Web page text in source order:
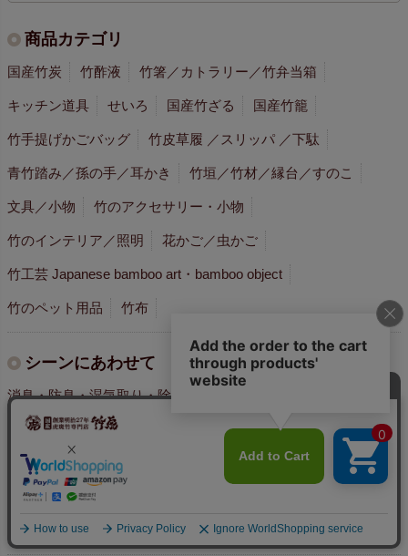
商品カテゴリ
国産竹炭 竹酢液 竹箸／カトラリー／竹弁当箱
キッチン道具 せいろ 国産竹ざる 国産竹籠
竹手提げかごバッグ 竹皮草履 ／スリッパ ／下駄
青竹踏み／孫の手／耳かき 竹垣／竹材／縁台／すのこ
文具／小物 竹のアクセサリー・小物
竹のインテリア／照明 花かご／虫かご
竹工芸 Japanese bamboo art・bamboo object
竹のペット用品 竹布
シーンにあわせて
消臭・防臭・湿気取り・除湿に
スキンケア 健康・冷えに おやすみに 竹を履く
下駄でお散歩 竹を身につける お掃除で お洗濯で
収納・整理に
刻印・名入れ・記念品 アウトレットセール